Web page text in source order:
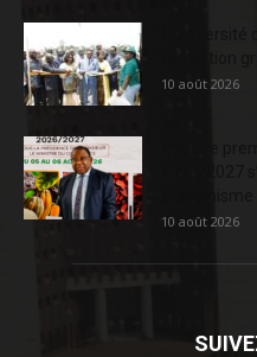
10 août 2026
10 août 2026